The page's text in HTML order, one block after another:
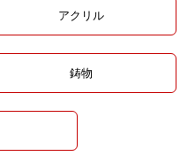
アクリル
鋳物